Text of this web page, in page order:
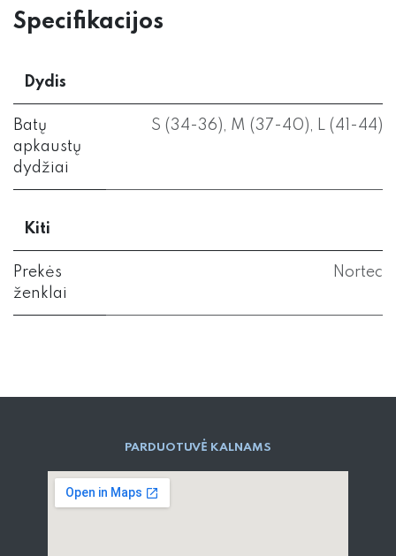
Specifikacijos
Dydis
Batų
apkaustų
dydžiai
S (34-36), M (37-40), L (41-44)
Kiti
Prekės
ženklai
Nortec
PARD​UOTUVĖ​ KALNAMS